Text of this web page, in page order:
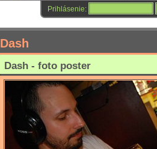
Prihlásenie:
Dash
Dash - foto poster